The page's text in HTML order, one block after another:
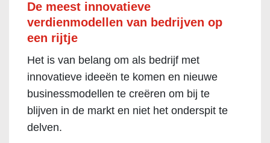
De meest innovatieve
verdienmodellen van bedrijven op
een rijtje
Het is van belang om als bedrijf met
innovatieve ideeën te komen en nieuwe
businessmodellen te creëren om bij te
blijven in de markt en niet het onderspit te
delven.